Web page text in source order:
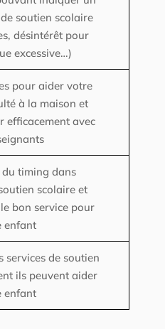
soutien scolaire
désintérêt pour
excessive…)
pour aider votre
à la maison et
efficacement avec
du timing dans
scolaire et
bon service pour
enfant
services de soutien
ils peuvent aider
enfant